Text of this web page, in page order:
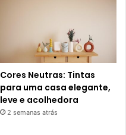
Cores Neutras: Tintas
para uma casa elegante,
leve e acolhedora
2 semanas atrás